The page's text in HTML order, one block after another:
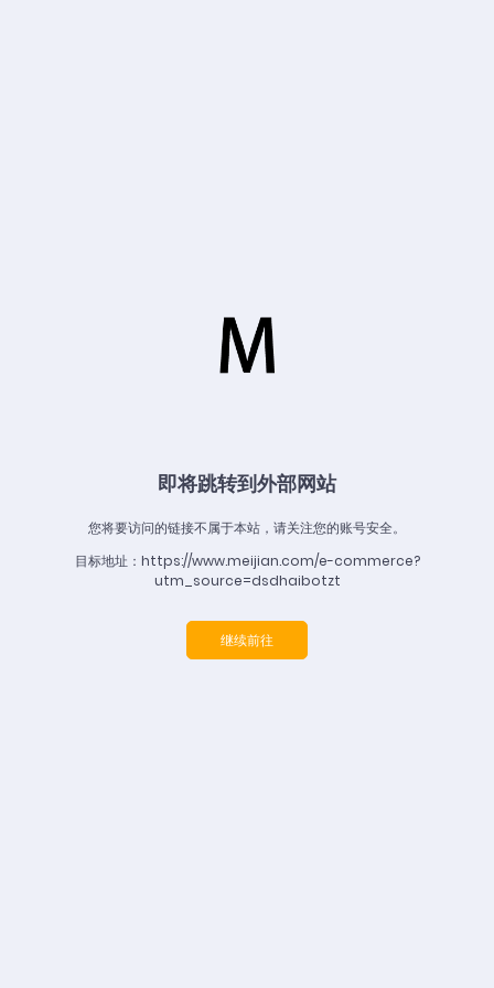
即将跳转到外部网站
您将要访问的链接不属于本站，请关注您的账号安全。
目标地址：https://www.meijian.com/e-commerce?
utm_source=dsdhaibotzt
继续前往